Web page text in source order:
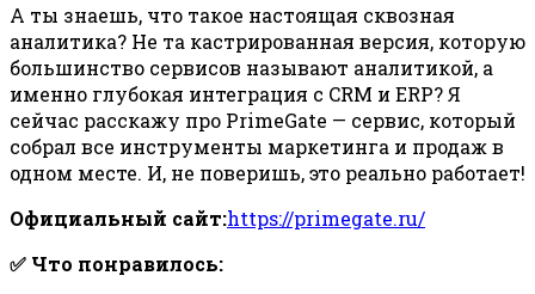
А ты знаешь, что такое настоящая сквозная
аналитика? Не та кастрированная версия, которую
большинство сервисов называют аналитикой, а
именно глубокая интеграция с CRM и ERP? Я
сейчас расскажу про PrimeGate — сервис, который
собрал все инструменты маркетинга и продаж в
одном месте. И, не поверишь, это реально работает!
Официальный сайт:https://primegate.ru/
✅ Что понравилось: